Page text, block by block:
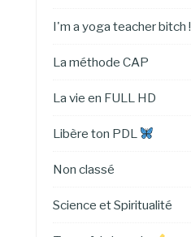
I'm a yoga teacher bitch !
La méthode CAP
La vie en FULL HD
Libère ton PDL
Non classé
Science et Spiritualité